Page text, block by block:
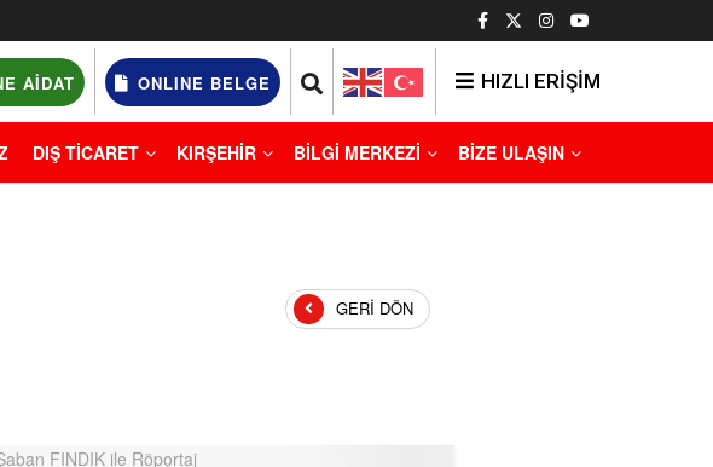
AIDAT ONLINE BELGE HIZLI ERİŞİM
DIŞ TİCARET KIRŞEHİR BİLGİ MERKEZİ BİZE ULAŞIN
GERI DÖN